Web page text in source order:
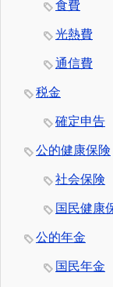
食費
光熱費
通信費
税金
確定申告
公的健康保険
社会保険
国民健康
公的年金
国民年金